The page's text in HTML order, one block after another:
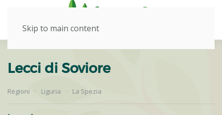
Skip to main content
Lecci di Soviore
Regioni Liguria La Spezia